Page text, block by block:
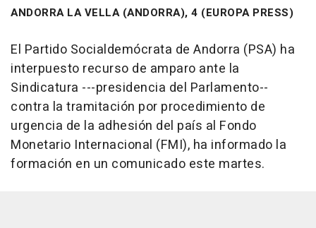
ANDORRA LA VELLA (ANDORRA), 4 (EUROPA PRESS)
El Partido Socialdemócrata de Andorra (PSA) ha
interpuesto recurso de amparo ante la
Sindicatura ---presidencia del Parlamento--
contra la tramitación por procedimiento de
urgencia de la adhesión del país al Fondo
Monetario Internacional (FMI), ha informado la
formación en un comunicado este martes.